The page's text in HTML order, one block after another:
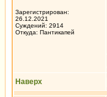
Зарегистрирован:
26.12.2021
Суждений: 2914
Откуда: Пантикапей
Наверх